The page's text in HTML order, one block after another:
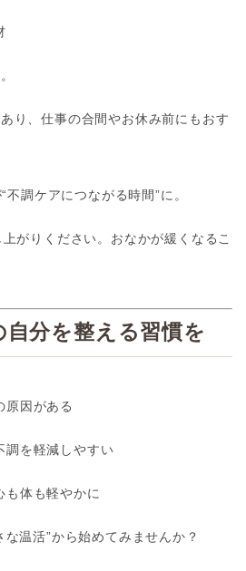
り、仕事の合間やお休み前にもおす
不調ケアにつながる時間”に。
がりください。おなかが緩くなるこ
自分を整える習慣を
原因がある
調を軽減しやすい
も体も軽やかに
な温活”から始めてみませんか？